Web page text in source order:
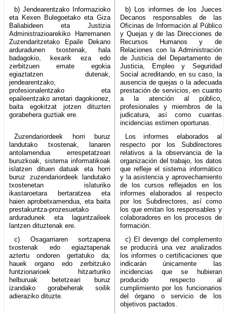
b) Jendearentzako Informazioko
eta Kexen Bulegoetako eta Giza
Baliabideen eta Justizia
Administrazioarekiko Harremanen
Zuzendaritzetako Epaile Dekano
arduradunen txostenak, hala
badagokio, kexarik eza edo
zerbitzuen emate egokia
egiaztatzen dutenak,
jendearentzako,
profesionalentzako eta
epaileentzako arretari dagokionez,
baita egokitzat jotzen dituzten
gorabehera guztiak ere.
b) Los informes de los Jueces
Decanos responsables de las
Oficinas de Información al Público
y Quejas y de las Direcciones de
Recursos Humanos y de
Relaciones con la Administración
de Justicia del Departamento de
Justicia, Empleo y Seguridad
Social acreditando, en su caso, la
ausencia de quejas o la adecuada
prestación de servicios, en cuanto
a la atención al público,
profesionales y miembros de la
judicatura, así como cuantas
incidencias estimen oportunas.
Zuzendariordeek horri buruz
landutako txostenak, lanaren
antolamendua errespetatzeari
buruzkoak, sistema informatikoak
islatzen dituen datuak eta horri
buruz zuzendariordeek landutako
txostenetan islaturiko
ikastaroetara bertaratzea eta
haien aprobetxamendua, eta baita
prestakuntza-prozesuetako
arduradunek eta laguntzaileek
lantzen dituztenak ere.
Los informes elaborados al
respecto por los Subdirectores
relativos a la observancia de la
organización del trabajo, los datos
que refleje el sistema informático
y la asistencia y aprovechamiento
de los cursos reflejados en los
informes elaborados al respecto
por los Subdirectores, así como
los que emitan los responsables y
colaboradores en los procesos de
formación.
c) Osagarriaren sortzapena
txostenak edo egiaztapenak
aztertu ondoren gertatuko da;
hauek organo edo zerbitzuko
funtzionarioek hitzarturiko
helburuak betetzeari buruz
izandako gorabeherak soilik
adieraziko dituzte.
c) El devengo del complemento
se producirá una vez analizados
los informes o certificaciones que
indicarán únicamente las
incidencias que se hubieran
producido respecto al
cumplimiento por los funcionarios
del órgano o servicio de los
objetivos pactados.